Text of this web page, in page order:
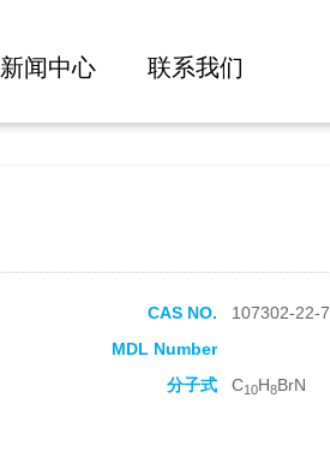
新闻中心 联系我们
CAS NO.
107302-22-7
MDL Number
分子式 C10H8BrN